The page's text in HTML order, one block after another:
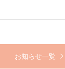
お知らせ一覧